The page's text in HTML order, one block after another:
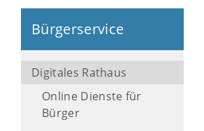
Bürgerservice
Digitales Rathaus
Online Dienste für
Bürger